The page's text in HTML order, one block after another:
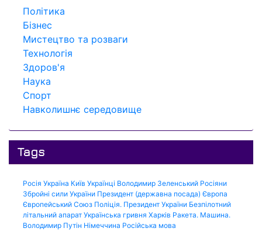
Політика
Бізнес
Мистецтво та розваги
Технологія
Здоров'я
Наука
Спорт
Навколишнє середовище
Tags
Росія Україна Київ Українці Володимир Зеленський Росіяни
Збройні сили України Президент (державна посада) Європа
Європейський Союз Поліція. Президент України Безпілотний
літальний апарат Українська гривня Харків Ракета. Машина.
Володимир Путін Німеччина Російська мова